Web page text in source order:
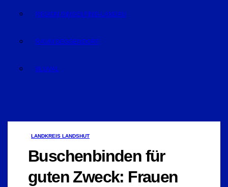
REGION DINGOLFING-LANDAU
RAUM DEGGENDORF
BLUVAL
LANDKREIS LANDSHUT
Buschenbinden für
guten Zweck: Frauen